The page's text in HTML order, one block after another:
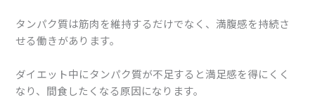
タンパク質は筋肉を維持するだけでなく、満腹感を持続さ
せる働きがあります。
ダイエット中にタンパク質が不足すると満足感を得にくく
なり、間食したくなる原因になります。